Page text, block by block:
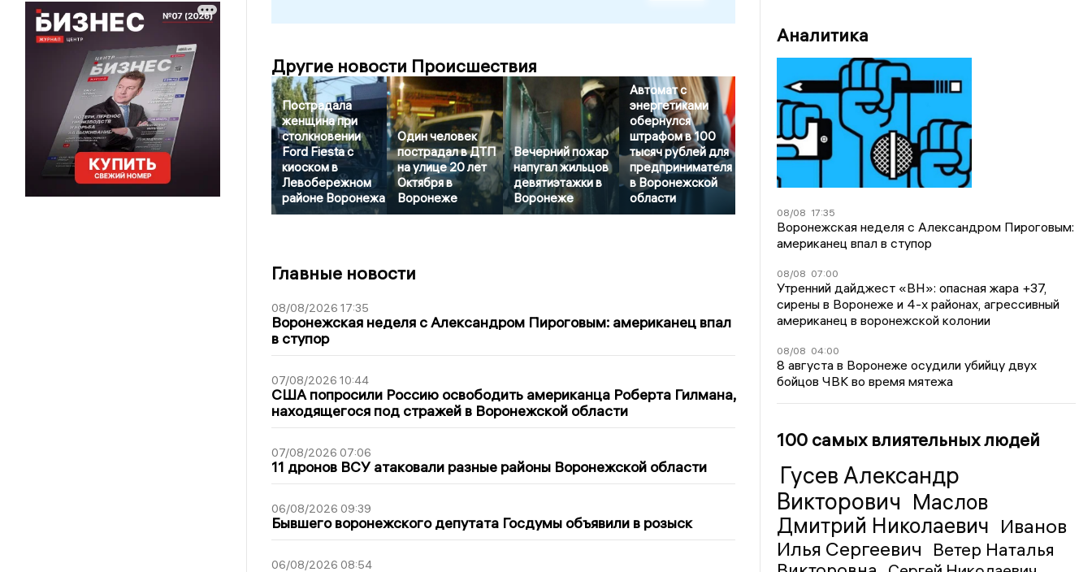
Другие новости Происшествия
Пострадала
женщина при
столкновении
Ford Fiesta с
киоском в
Левобережном
районе Воронежа
Один человек
пострадал в ДТП
на улице 20 лет
Октября в
Воронеже
Вечерний пожар
напугал жильцов
девятиэтажки в
Воронеже
Автомат с
энергетиками
обернулся
штрафом в 100
тысяч рублей для
предпринимателя
в Воронежской
области
Главные новости
08/08/2026 17:35
Воронежская неделя с Александром Пироговым: американец впал
в ступор
07/08/2026 10:44
США попросили Россию освободить американца Роберта Гилмана,
находящегося под стражей в Воронежской области
07/08/2026 07:06
11 дронов ВСУ атаковали разные районы Воронежской области
06/08/2026 09:39
Бывшего воронежского депутата Госдумы объявили в розыск
06/08/2026 08:54
Аналитика
08/08 17:35
Воронежская неделя с Александром Пироговым:
американец впал в ступор
08/08 07:00
Утренний дайджест «ВН»: опасная жара +37,
сирены в Воронеже и 4-х районах, агрессивный
американец в воронежской колонии
08/08 04:00
8 августа в Воронеже осудили убийцу двух
бойцов ЧВК во время мятежа
100 самых влиятельных людей
Гусев Александр
Викторович Маслов
Дмитрий Николаевич Иванов
Илья Сергеевич
Ветер Наталья